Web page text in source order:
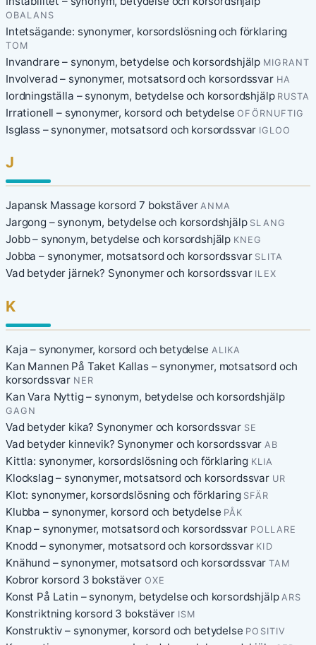
OBALANS
Intetsägande: synonymer, korsordslösning och förklaring
TOM
Invandrare – synonym, betydelse och korsordshjälp MIGRANT
Involverad – synonymer, motsatsord och korsordssvar HA
Iordningställa – synonym, betydelse och korsordshjälp RUSTA
Irrationell – synonymer, korsord och betydelse OFÖRNUFTIG
Isglass – synonymer, motsatsord och korsordssvar IGLOO
J
Japansk Massage korsord 7 bokstäver ANMA
Jargong – synonym, betydelse och korsordshjälp SLANG
Jobb – synonym, betydelse och korsordshjälp KNEG
Jobba – synonymer, motsatsord och korsordssvar SLITA
Vad betyder järnek? Synonymer och korsordssvar ILEX
K
Kaja – synonymer, korsord och betydelse ALIKA
Kan Mannen På Taket Kallas – synonymer, motsatsord och
korsordssvar NER
Kan Vara Nyttig – synonym, betydelse och korsordshjälp
GAGN
Vad betyder kika? Synonymer och korsordssvar SE
Vad betyder kinnevik? Synonymer och korsordssvar AB
Kittla: synonymer, korsordslösning och förklaring KLIA
Klockslag – synonymer, motsatsord och korsordssvar UR
Klot: synonymer, korsordslösning och förklaring SFÄR
Klubba – synonymer, korsord och betydelse PÅK
Knap – synonymer, motsatsord och korsordssvar POLLARE
Knodd – synonymer, motsatsord och korsordssvar KID
Knähund – synonymer, motsatsord och korsordssvar TAM
Kobror korsord 3 bokstäver OXE
Konst På Latin – synonym, betydelse och korsordshjälp ARS
Konstriktning korsord 3 bokstäver ISM
Konstruktiv – synonymer, korsord och betydelse POSITIV